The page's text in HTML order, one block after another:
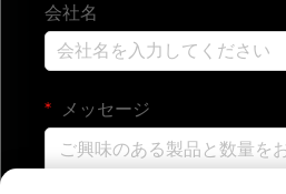
会社名
メッセージ